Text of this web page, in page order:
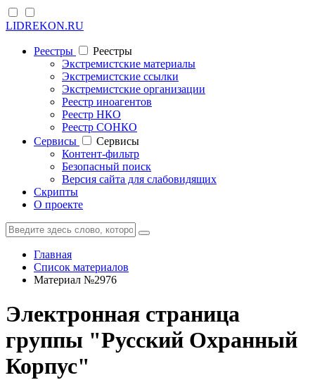
LIDREKON.RU
Реестры
Реестры
Экстремистские материалы
Экстремистские ссылки
Экстремистские организации
Реестр иноагентов
Реестр НКО
Реестр СОНКО
Cервисы
Cервисы
Контент-фильтр
Безопасный поиск
Версия сайта для слабовидящих
Скрипты
О проекте
Главная
Список материалов
Материал №2976
Электронная страница
группы "Русский Охранный
Корпус"